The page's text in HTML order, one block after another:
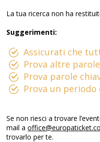
La tua ricerca non ha
Suggerimenti:
Assicurati che
Prova altre
Prova parole
Prova un
Se non riesci a trovare
mail a
trovarlo per te.